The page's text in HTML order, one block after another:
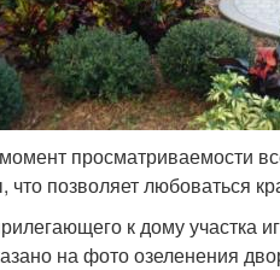
просматриваемости
позволяет любоваться
к дому участка
на фото озеленения